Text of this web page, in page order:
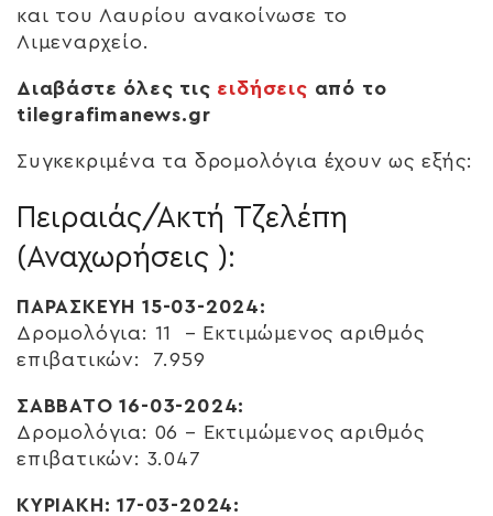
και του Λαυρίου ανακοίνωσε το
Λιμεναρχείο.
Διαβάστε όλες τις ειδήσεις από το
tilegrafimanews.gr
Συγκεκριμένα τα δρομολόγια έχουν ως εξής:
Πειραιάς/Ακτή Τζελέπη
(Αναχωρήσεις ):
ΠΑΡΑΣΚΕΥΗ 15-03-2024:
Δρομολόγια: 11 – Εκτιμώμενος αριθμός
επιβατικών: 7.959
ΣΑΒΒΑΤΟ 16-03-2024:
Δρομολόγια: 06 – Εκτιμώμενος αριθμός
επιβατικών: 3.047
ΚΥΡΙΑΚΉ: 17-03-2024: